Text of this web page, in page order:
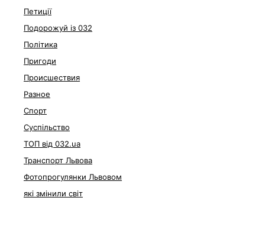
Петиції
Подорожуй із 032
Політика
Пригоди
Происшествия
Разное
Спорт
Суспільство
ТОП від 032.ua
Транспорт Львова
Фотопрогулянки Львовом
які змінили світ